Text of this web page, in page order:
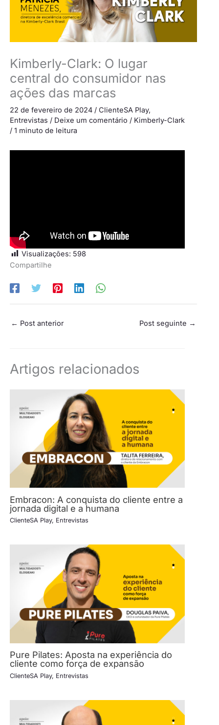
Kimberly-Clark: O lugar
central do consumidor nas
ações das marcas
22 de fevereiro de 2024 / ClienteSA Play,
Entrevistas / Deixe um comentário / Kimberly-Clark
/ 1 minuto de leitura
Visualizações: 598
Compartilhe
← Post anterior Post seguinte →
Artigos relacionados
Embracon: A conquista do cliente entre a
jornada digital e a humana
ClienteSA Play, Entrevistas
Pure Pilates: Aposta na experiência do
cliente como força de expansão
ClienteSA Play, Entrevistas